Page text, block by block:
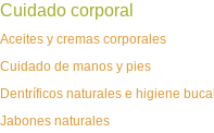
Cuidado corporal
Aceites y cremas corporales
Cuidado de manos y pies
Dentríficos naturales e higiene bucal
Jabones naturales